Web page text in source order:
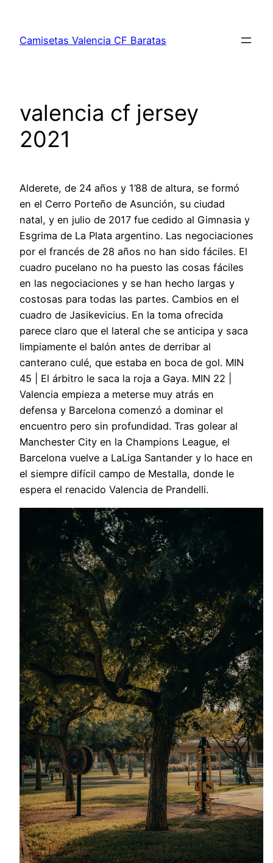
contenido
Camisetas Valencia CF Baratas
valencia cf jersey
2021
Alderete, de 24 años y 1’88 de altura, se formó
en el Cerro Porteño de Asunción, su ciudad
natal, y en julio de 2017 fue cedido al Gimnasia y
Esgrima de La Plata argentino. Las negociaciones
por el francés de 28 años no han sido fáciles. El
cuadro pucelano no ha puesto las cosas fáciles
en las negociaciones y se han hecho largas y
costosas para todas las partes. Cambios en el
cuadro de Jasikevicius. En la toma ofrecida
parece claro que el lateral che se anticipa y saca
limpiamente el balón antes de derribar al
canterano culé, que estaba en boca de gol. MIN
45 | El árbitro le saca la roja a Gaya. MIN 22 |
Valencia empieza a meterse muy atrás en
defensa y Barcelona comenzó a dominar el
encuentro pero sin profundidad. Tras golear al
Manchester City en la Champions League, el
Barcelona vuelve a LaLiga Santander y lo hace en
el siempre difícil campo de Mestalla, donde le
espera el renacido Valencia de Prandelli.